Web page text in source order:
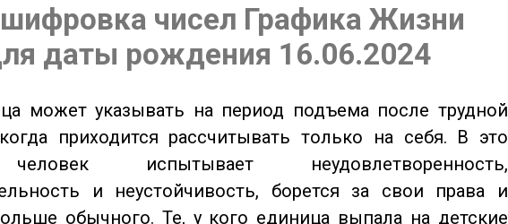
чисел Графика Жизни
даты рождения 16.06.2024
может указывать на период подъема после трудной
приходится рассчитывать только на себя. В это
испытывает неудовлетворенность,
и неустойчивость, борется за свои права и
обычного. Те, у кого единица выпала на детские